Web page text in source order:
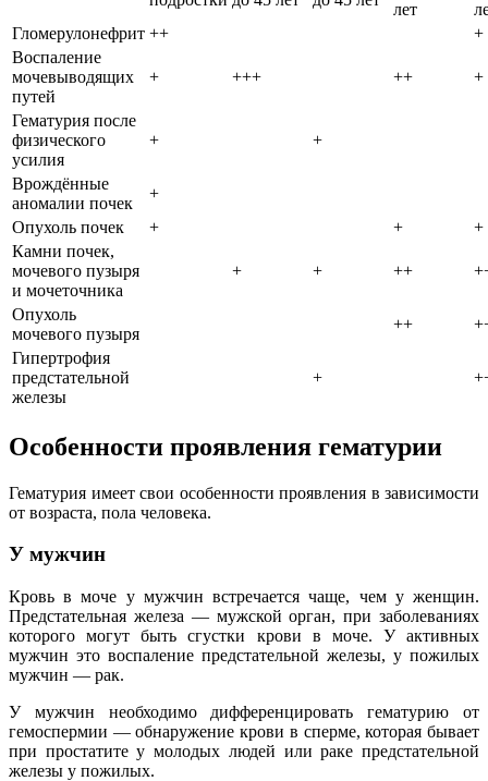
лет
Гломерулонефрит ++
+
Воспаление
мочевыводящих
путей
+ +++ ++ +
Гематурия после
физического
усилия
+ +
Врождённые
аномалии почек
+
Опухоль почек
+ +
+
Камни почек,
мочевого пузыря
и мочеточника
+ + ++
Опухоль
мочевого пузыря
++
Гипертрофия
предстательной
железы
+
Особенности проявления гематурии
Гематурия имеет свои особенности проявления в зависимости
от возраста, пола человека.
У мужчин
Кровь в моче у мужчин встречается чаще, чем у женщин.
Предстательная железа — мужской орган, при заболеваниях
которого могут быть сгустки крови в моче. У активных
мужчин это воспаление предстательной железы, у пожилых
мужчин — рак.
У мужчин необходимо дифференцировать гематурию от
гемоспермии — обнаружение крови в сперме, которая бывает
при простатите у молодых людей или раке предстательной
железы у пожилых.